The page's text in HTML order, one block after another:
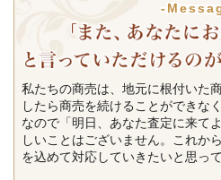
-
私たちの商売は、地元に根付いた
したら商売を続けることができな
なので「明日、あなた査定に来て
しいことはございません。これか
を込めて対応していきたいと思って